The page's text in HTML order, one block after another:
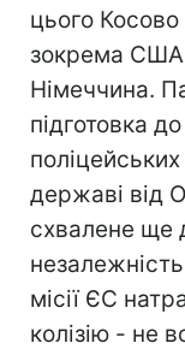
цього
зокрема США,
Німеччина.
підготовка
державі від
схвалене ще
місії ЄС
колізію - не